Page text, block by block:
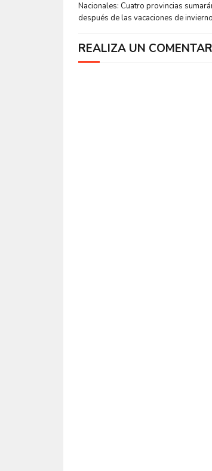
Nacionales: Cuatro provincias
después de las vacaciones de invierno
REALIZA UN